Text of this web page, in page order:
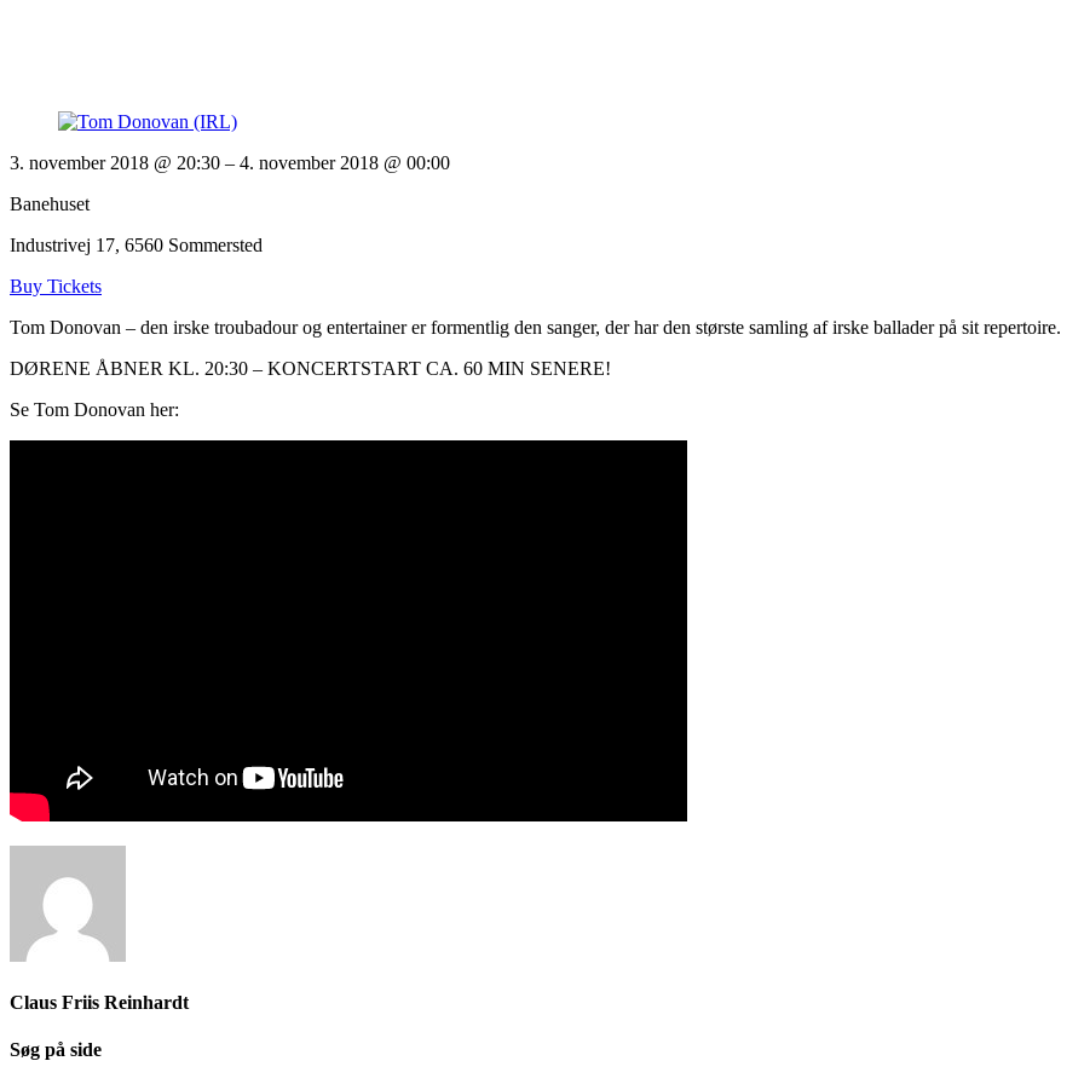
3. november 2018 @ 20:30 – 4. november 2018 @ 00:00
Banehuset
Industrivej 17, 6560 Sommersted
Buy Tickets
Tom Donovan – den irske troubadour og entertainer er formentlig den sanger, der har den største samling af irske ballader på sit repertoire.
DØRENE ÅBNER KL. 20:30 – KONCERTSTART CA. 60 MIN SENERE!
Se Tom Donovan her:
Claus Friis Reinhardt
Søg på side